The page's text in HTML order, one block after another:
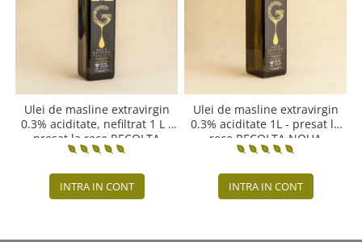
Ulei de masline extravirgin
0.3% aciditate, nefiltrat 1 L -
presat la rece RECOLTA
NOUA
INTRA IN CONT
Ulei de masline extravirgin
0.3% aciditate 1L - presat la
rece RECOLTA NOUA
INTRA IN CONT